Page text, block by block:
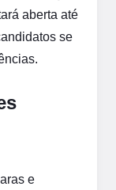
aberta até
se
e